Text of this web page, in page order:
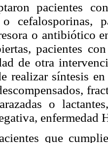
pacientes
cefalosporinas,
o antibiótico
pacientes
de otra
realizar síntesis
o
enfermedad
que